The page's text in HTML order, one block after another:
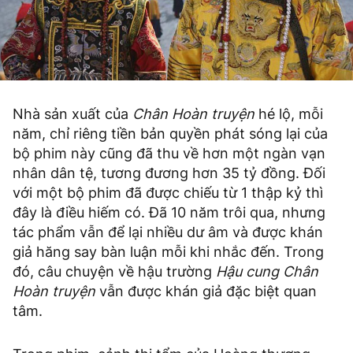
Nhà sản xuất của Chân Hoàn truyện hé lộ, mỗi
năm, chỉ riêng tiền bản quyền phát sóng lại của
bộ phim này cũng đã thu về hơn một ngàn vạn
nhân dân tệ, tương đương hơn 35 tỷ đồng. Đối
với một bộ phim đã được chiếu từ 1 thập kỷ thì
đây là điều hiếm có. Đã 10 năm trôi qua, nhưng
tác phẩm vẫn để lại nhiều dư âm và được khán
giả hăng say bàn luận mỗi khi nhắc đến. Trong
đó, câu chuyện về hậu trường Hậu cung Chân
Hoàn truyện vẫn được khán giả đặc biệt quan
tâm.